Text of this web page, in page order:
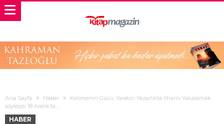
Ana Sayfa Haber
Kelimenin Gücü: Yaratıcı Yazarlıkta İlhamı Yakalamak
söyleşisi 18 Aralık’ta…
HABER